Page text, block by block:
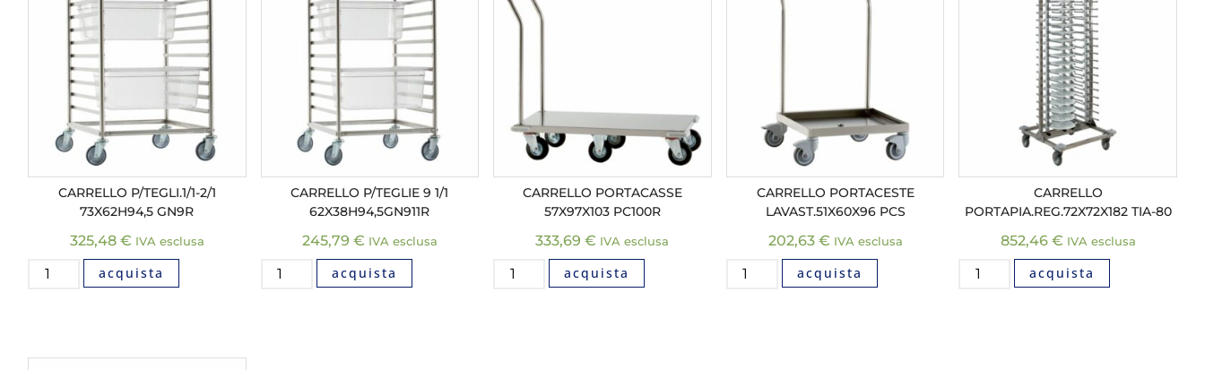
CARRELLO P/TEGLI.1/1-2/1
73X62H94,5 GN9R
325,48 € IVA esclusa
acquista
CARRELLO P/TEGLIE 9 1/1
62X38H94,5GN911R
245,79 € IVA esclusa
acquista
CARRELLO PORTACASSE
57X97X103 PC100R
333,69€ IVA esclusa
acquista
CARRELLO PORTACESTE
LAVAST.51X60X96 PCS
202,63 € IVA esclusa
acquista
CARRELLO
PORTAPIA.REG.72X72X182 TIA-80
852,46 € IVA esclusa
acquista